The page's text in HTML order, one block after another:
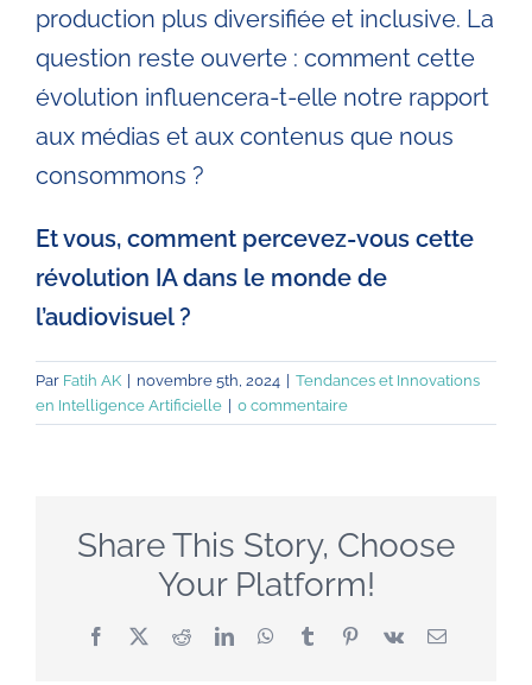
production plus diversifiée et inclusive. La
question reste ouverte : comment cette
évolution influencera-t-elle notre rapport
aux médias et aux contenus que nous
consommons ?
Et vous, comment percevez-vous cette
révolution IA dans le monde de
l’audiovisuel ?
Par Fatih AK | novembre 5th, 2024 | Tendances et Innovations
en Intelligence Artificielle | 0 commentaire
Share This Story, Choose
Your Platform!
Facebook
X RedditLinkedInWhatsApp
TumblrPinterest
Vk Email